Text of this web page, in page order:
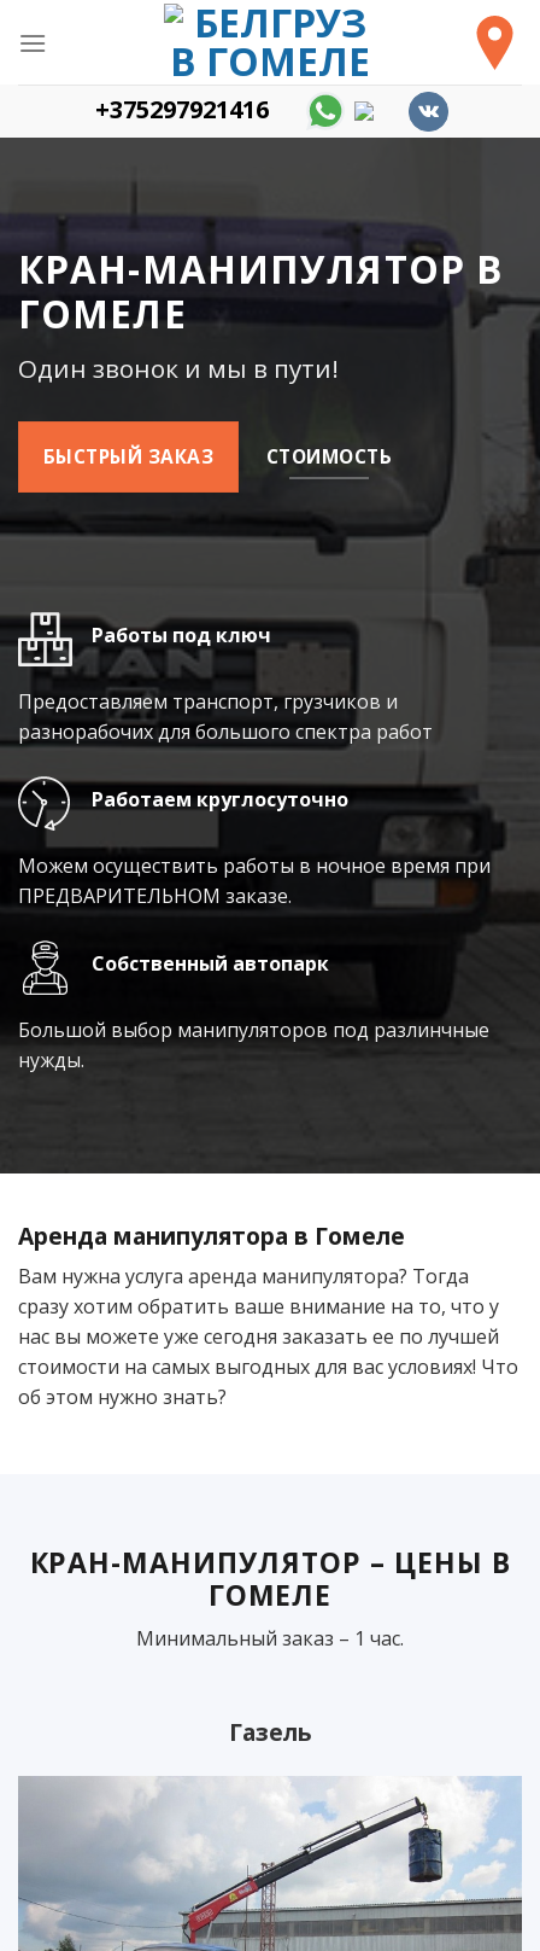
+375297921416
КРАН-МАНИПУЛЯТОР В
ГОМЕЛЕ
Один звонок и мы в пути!
БЫСТРЫЙ ЗАКАЗ СТОИМОСТЬ
Работы под ключ
Предоставляем транспорт, грузчиков и
разнорабочих для большого спектра работ
Работаем круглосуточно
Можем осуществить работы в ночное время при
ПРЕДВАРИТЕЛЬНОМ заказе.
Собственный автопарк
Большой выбор манипуляторов под разлинчные
нужды.
Аренда манипулятора в Гомеле
Вам нужна услуга аренда манипулятора? Тогда
сразу хотим обратить ваше внимание на то, что у
нас вы можете уже сегодня заказать ее по лучшей
стоимости на самых выгодных для вас условиях! Что
об этом нужно знать?
КРАН-МАНИПУЛЯТОР – ЦЕНЫ В
ГОМЕЛЕ
Минимальный заказ – 1 час.
Газель